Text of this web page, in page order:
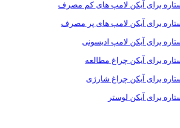
لامپ های کم مصرف
لامپ های پر مصرف
لامپ ادیسونی
چراغ مطالعه
چراغ شارژی
لوستر